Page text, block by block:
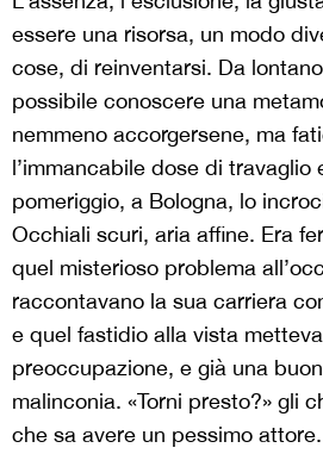
essere una risorsa, un modo
cose, di reinventarsi. Da
possibile conoscere una
nemmeno accorgersene, ma
l’immancabile dose di travaglio
pomeriggio, a Bologna, lo
Occhiali scuri, aria affine. Era
quel misterioso problema
raccontavano la sua carriera
e quel fastidio alla vista
preoccupazione, e già una
malinconia. «Torni presto?» gli
che sa avere un pessimo